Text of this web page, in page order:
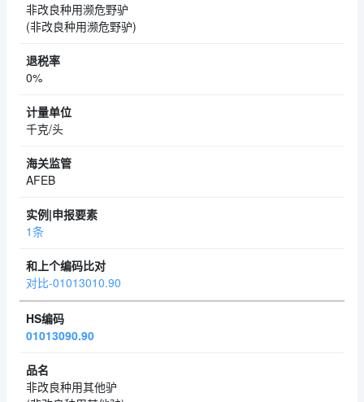
非改良种用濒危野驴
(非改良种用濒危野驴)
0%
千克/头
AFEB
1条
对比-01013010.90
01013090.90
非改良种用其他驴